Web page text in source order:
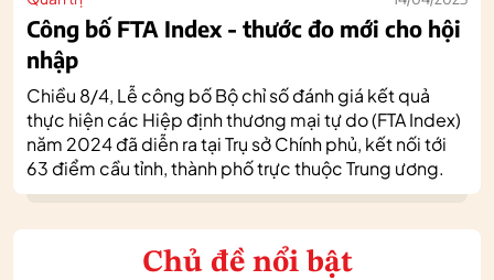
Công bố FTA Index - thước đo mới cho hội
nhập
Chiều 8/4, Lễ công bố Bộ chỉ số đánh giá kết quả
thực hiện các Hiệp định thương mại tự do (FTA Index)
năm 2024 đã diễn ra tại Trụ sở Chính phủ, kết nối tới
63 điểm cầu tỉnh, thành phố trực thuộc Trung ương.
Chủ đề nổi bật